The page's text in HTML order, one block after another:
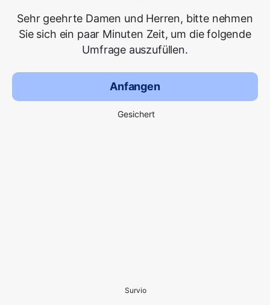
Sehr geehrte Damen und Herren, bitte nehmen
Sie sich ein paar Minuten Zeit, um die folgende
Umfrage auszufüllen.
Anfangen
Gesichert
Survio